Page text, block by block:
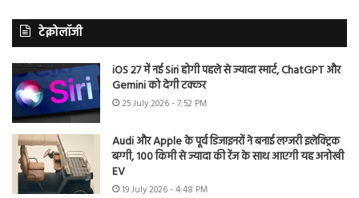
टेक्नोलॉजी
iOS 27 में नई Siri होगी पहले से ज्यादा स्मार्ट, ChatGPT और
Gemini को देगी टक्कर
25 July 2026 - 7:52 PM
Audi और Apple के पूर्व डिजाइनरों ने बनाई लग्जरी इलेक्ट्रिक
बग्गी, 100 किमी से ज्यादा की रेंज के साथ आएगी यह अनोखी
EV
19 July 2026 - 4:48 PM